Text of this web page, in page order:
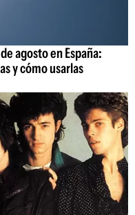
agosto en España:
y cómo usarlas